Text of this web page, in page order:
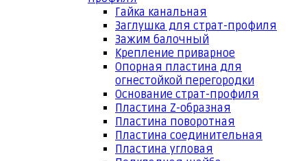
Гайка канальная
Заглушка для страт-профиля
Зажим балочный
Крепление приварное
Опорная пластина для
огнестойкой перегородки
Основание страт-профиля
Пластина Z-образная
Пластина поворотная
Пластина соединительная
Пластина угловая